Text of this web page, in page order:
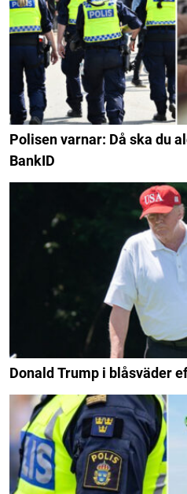
Polisen varnar: Då ska du
BankID
Donald Trump i blåsväder